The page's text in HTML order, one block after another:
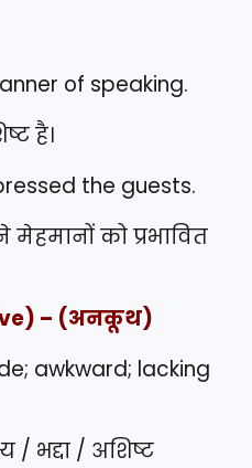
of speaking.
है।
the guests.
को प्रभावित
– (अनकूथ)
awkward; lacking
/ भद्दा / अशिष्ट